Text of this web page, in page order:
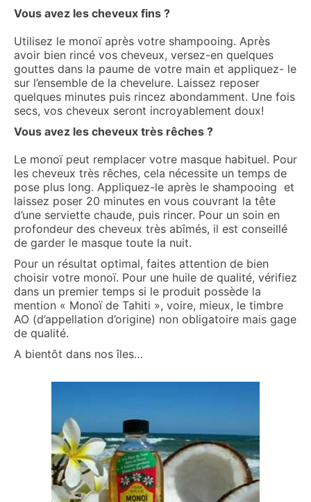
Vous avez les cheveux fins ?
Utilisez le monoï après votre shampooing. Après
avoir bien rincé vos cheveux, versez-en quelques
gouttes dans la paume de votre main et appliquez- le
sur l’ensemble de la chevelure. Laissez reposer
quelques minutes puis rincez abondamment. Une fois
secs, vos cheveux seront incroyablement doux!
Vous avez les cheveux très rêches ?
Le monoï peut remplacer votre masque habituel. Pour
les cheveux très rêches, cela nécessite un temps de
pose plus long. Appliquez-le après le shampooing et
laissez poser 20 minutes en vous couvrant la tête
d’une serviette chaude, puis rincer. Pour un soin en
profondeur des cheveux très abîmés, il est conseillé
de garder le masque toute la nuit.
Pour un résultat optimal, faites attention de bien
choisir votre monoï. Pour une huile de qualité, vérifiez
dans un premier temps si le produit possède la
mention « Monoï de Tahiti », voire, mieux, le timbre
AO (d’appellation d’origine) non obligatoire mais gage
de qualité.
A bientôt dans nos îles…